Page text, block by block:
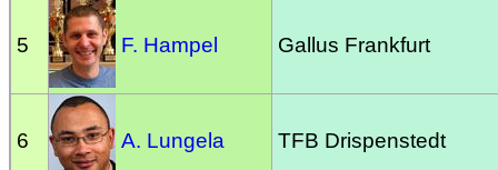
5 F. Hampel Gallus Frankfurt
6 A. Lungela TFB Drispenstedt